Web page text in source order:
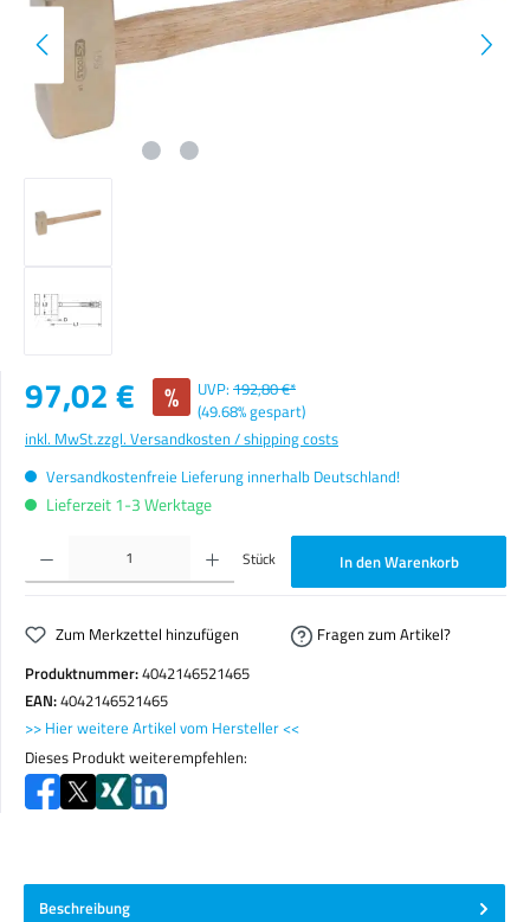
Verkaufspreis:
97,02 € % UVP: 192,80 €*
(49.68% gespart)
inkl. MwSt.zzgl. Versandkosten / shipping costs
Versandkostenfreie Lieferung innerhalb Deutschland!
Lieferzeit 1-3 Werktage
Produkt Anzahl: Gib den gewünschten Wert ein oder benutze die Schaltflächen um die Anzahl zu
Stück In den Warenkorb
Zum Merkzettel hinzufügen
Fragen zum Artikel?
Produktnummer:4042146521465
EAN:4042146521465
>> Hier weitere Artikel vom Hersteller <<
Dieses Produkt weiterempfehlen:
Beschreibung